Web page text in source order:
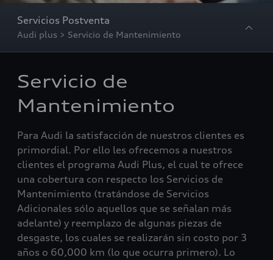
Servicios Postventa
Audi plus > Servicio de Mantenimiento
Servicio de
Mantenimiento
Para Audi la satisfacción de nuestros clientes es
primordial. Por ello les ofrecemos a nuestros
clientes el programa Audi Plus, el cual te ofrece
una cobertura con respecto los Servicios de
Mantenimiento (tratándose de Servicios
Adicionales sólo aquellos que se señalan más
adelante) y reemplazo de algunas piezas de
desgaste, los cuales se realizarán sin costo por 3
años o 60,000 km (lo que ocurra primero). Lo